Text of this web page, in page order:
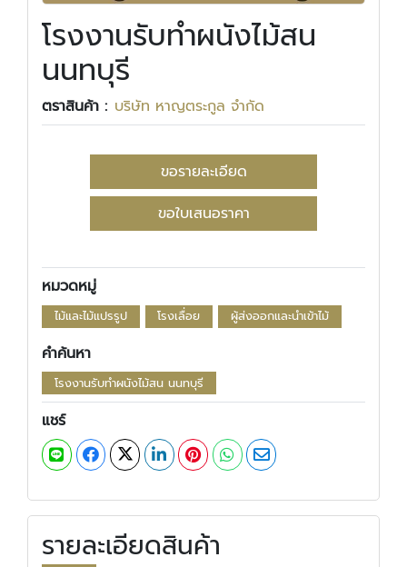
โรงงานรับทำผนังไม้สน
นนทบุรี
ตราสินค้า : บริษัท หาญตระกูล จำกัด
ขอรายละเอียด
ขอใบเสนอราคา
หมวดหมู่
ไม้และไม้แปรรูป โรงเลื่อย ผู้ส่งออกและนำเข้าไม้
คำค้นหา
โรงงานรับทำผนังไม้สน นนทบุรี
แชร์
รายละเอียดสินค้า